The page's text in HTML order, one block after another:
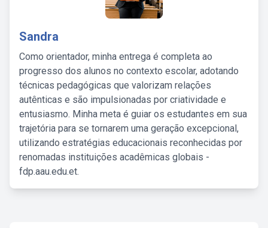
Sandra
Como orientador, minha entrega é completa ao
progresso dos alunos no contexto escolar, adotando
técnicas pedagógicas que valorizam relações
autênticas e são impulsionadas por criatividade e
entusiasmo. Minha meta é guiar os estudantes em sua
trajetória para se tornarem uma geração excepcional,
utilizando estratégias educacionais reconhecidas por
renomadas instituições acadêmicas globais -
fdp.aau.edu.et.